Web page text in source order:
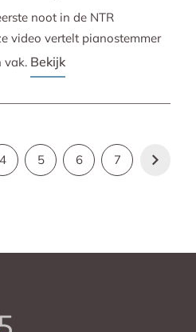
noot in de NTR
video vertelt pianostemmer
vak. Bekijk
4 5 6 7